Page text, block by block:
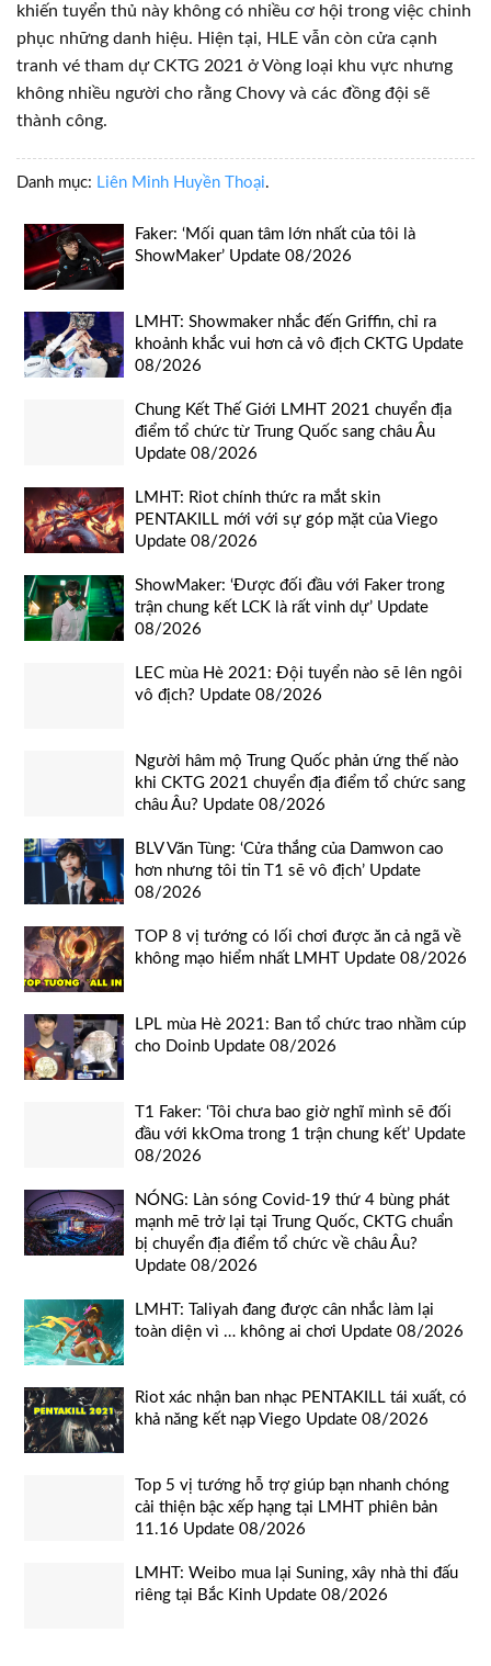
khiến tuyển thủ này không có nhiều cơ hội trong việc chinh
phục những danh hiệu. Hiện tại, HLE vẫn còn cửa cạnh
tranh vé tham dự CKTG 2021 ở Vòng loại khu vực nhưng
không nhiều người cho rằng Chovy và các đồng đội sẽ
thành công.
Danh mục: Liên Minh Huyền Thoại.
Faker: ‘Mối quan tâm lớn nhất của tôi là
ShowMaker’ Update 08/2026
LMHT: Showmaker nhắc đến Griffin, chỉ ra
khoảnh khắc vui hơn cả vô địch CKTG Update
08/2026
Chung Kết Thế Giới LMHT 2021 chuyển địa
điểm tổ chức từ Trung Quốc sang châu Âu
Update 08/2026
LMHT: Riot chính thức ra mắt skin
PENTAKILL mới với sự góp mặt của Viego
Update 08/2026
ShowMaker: ‘Được đối đầu với Faker trong
trận chung kết LCK là rất vinh dự’ Update
08/2026
LEC mùa Hè 2021: Đội tuyển nào sẽ lên ngôi
vô địch? Update 08/2026
Người hâm mộ Trung Quốc phản ứng thế nào
khi CKTG 2021 chuyển địa điểm tổ chức sang
châu Âu? Update 08/2026
BLV Văn Tùng: ‘Cửa thắng của Damwon cao
hơn nhưng tôi tin T1 sẽ vô địch’ Update
08/2026
TOP 8 vị tướng có lối chơi được ăn cả ngã về
không mạo hiểm nhất LMHT Update 08/2026
LPL mùa Hè 2021: Ban tổ chức trao nhầm cúp
cho Doinb Update 08/2026
T1 Faker: ‘Tôi chưa bao giờ nghĩ mình sẽ đối
đầu với kkOma trong 1 trận chung kết’ Update
08/2026
NÓNG: Làn sóng Covid-19 thứ 4 bùng phát
mạnh mẽ trở lại tại Trung Quốc, CKTG chuẩn
bị chuyển địa điểm tổ chức về châu Âu?
Update 08/2026
LMHT: Taliyah đang được cân nhắc làm lại
toàn diện vì … không ai chơi Update 08/2026
Riot xác nhận ban nhạc PENTAKILL tái xuất, có
khả năng kết nạp Viego Update 08/2026
Top 5 vị tướng hỗ trợ giúp bạn nhanh chóng
cải thiện bậc xếp hạng tại LMHT phiên bản
11.16 Update 08/2026
LMHT: Weibo mua lại Suning, xây nhà thi đấu
riêng tại Bắc Kinh Update 08/2026